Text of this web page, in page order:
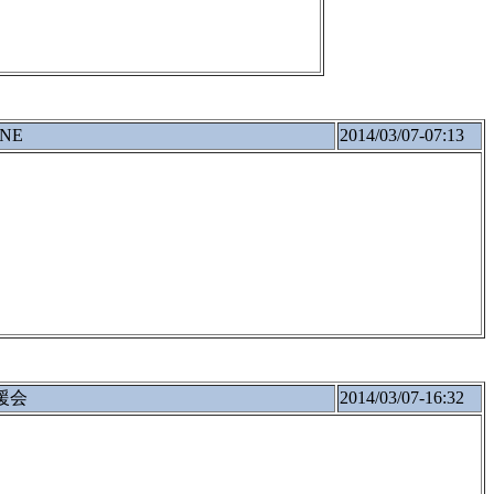
2014/03/07-07:13
会 2014/03/07-16:32